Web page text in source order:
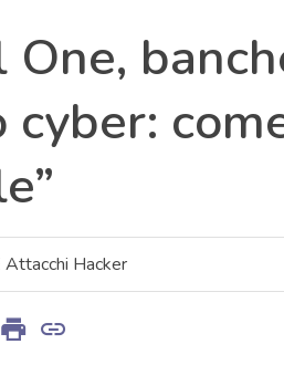
One,
cyber:
Hacker